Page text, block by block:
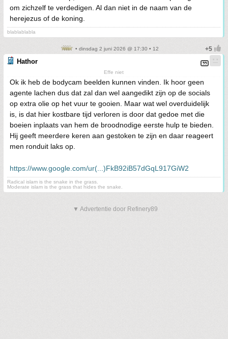
om zichzelf te verdedigen. Al dan niet in de naam van de
herejezus of de koning.
blablablabla
• dinsdag 2 juni 2026 @ 17:30 • 12
Hathor
Effe niet
Ok ik heb de bodycam beelden kunnen vinden. Ik hoor geen
agente lachen dus dat zal dan wel aangedikt zijn op de socials
op extra olie op het vuur te gooien. Maar wat wel overduidelijk
is, is dat hier kostbare tijd verloren is door dat gedoe met die
boeien inplaats van hem de broodnodige eerste hulp te bieden.
Hij geeft meerdere keren aan gestoken te zijn en daar reageert
men ronduit laks op.
https://www.google.com/ur(...)FkB92iB57dGqL917GiW2
Radical islam is the snake in the grass.
Moderate islam is the grass that hides the snake.
▼ Advertentie door Refinery89